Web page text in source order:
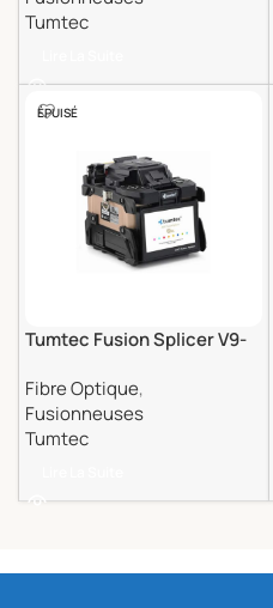
Tumtec
ÉPUISÉ
Tumtec Fusion Splicer V9-
Fibre Optique,
Fusionneuses
Tumtec